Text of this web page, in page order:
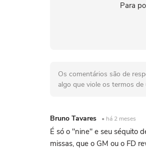
Para
Os comentários são de
algo que viole os termos de
Bruno Tavares • há 2 meses
É só o "nine" e seu séquito
missas, que o GM ou o FD